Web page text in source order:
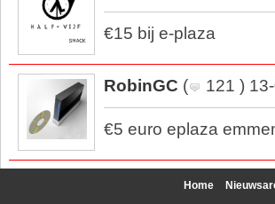
€15 bij e-plaza
RobinGC ( 121 )
€5 euro eplaza
Home